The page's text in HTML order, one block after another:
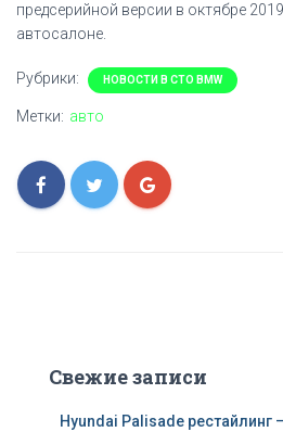
предсерийной версии в октябре
автосалоне.
Рубрики: НОВОСТИ В СТО BMW
Метки: авто
Свежие записи
Hyundai Palisade рестайлинг